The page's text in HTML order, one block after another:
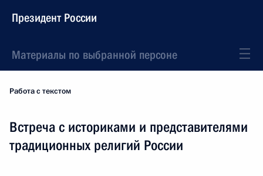
Президент России
Материалы по выбранной персоне
Работа с текстом
Встреча с историками и представителями
традиционных религий России